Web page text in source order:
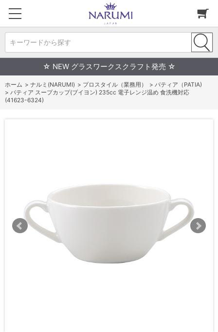
キーワードから探す
☆ NEW グラスワークスクラフト発売 ☆
ホーム > ナルミ(NARUMI) > プロスタイル（業務用） > パティア（PATIA)
> パティア スープカップ(ブイヨン) 235cc 電子レンジ温め 食洗機対応
(41623-6324)